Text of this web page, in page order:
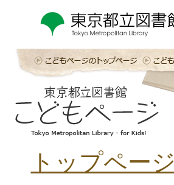
トップページ